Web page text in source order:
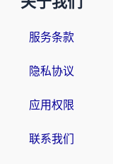
服务条款
隐私协议
应用权限
联系我们